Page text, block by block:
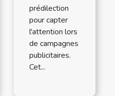
prédilection
pour capter
l'attention lors
de campagnes
publicitaires.
Cet...